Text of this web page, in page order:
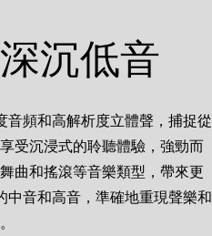
沉低音
頻和高解析度立體聲，捕捉從
受沉浸式的聆聽體驗，強勁而
曲和搖滾等音樂類型，帶來更
音和高音，準確地重現聲樂和